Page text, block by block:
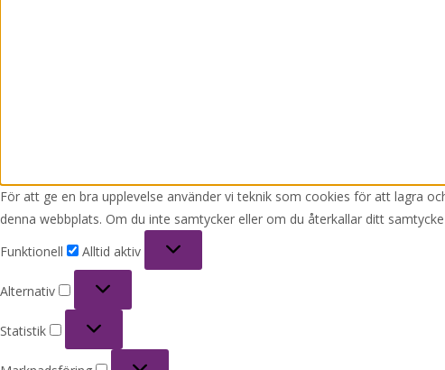
För att ge en bra upplevelse använder vi teknik som cookies för att lagra
denna webbplats. Om du inte samtycker eller om du återkallar ditt
Funktionell
Alltid aktiv
Alternativ
Statistik